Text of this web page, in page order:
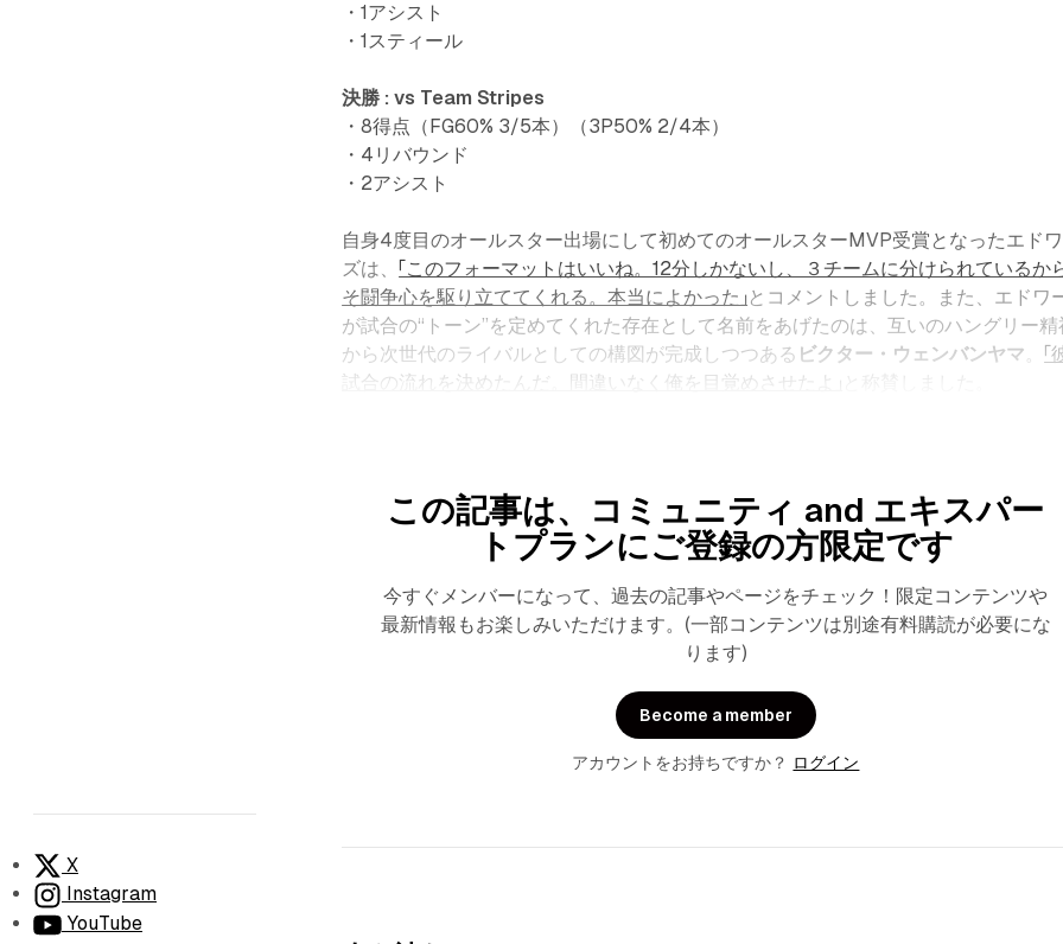
X
Instagram
YouTube
・1アシスト
・1スティール
決勝 : vs Team Stripes
・8得点（FG60% 3/5本）（3P50% 2/4本）
・4リバウンド
・2アシスト
自身4度目のオールスター出場にして初めてのオールスターMVP受賞となったエド
ズは、「このフォーマットはいいね。12分しかないし、３チームに分けられているか
そ闘争心を駆り立ててくれる。本当によかった」 とコメントしました。また、エドワ
が試合の“トーン”を定めてくれた存在として名前をあげたのは、互いのハングリー精
から次世代のライバルとしての構図が完成しつつある ビクター・ウェンバンヤマ
試合の流れを決めたんだ。間違いなく俺を目覚めさせたよ」
この記事は、コミュニティ and エキスパー
トプランにご登録の方限定です
今すぐメンバーになって、過去の記事やページをチェック！限定コンテンツや
最新情報もお楽しみいただけます。(一部コンテンツは別途有料購読が必要にな
ります)
Become a member
アカウントをお持ちですか？ ログイン